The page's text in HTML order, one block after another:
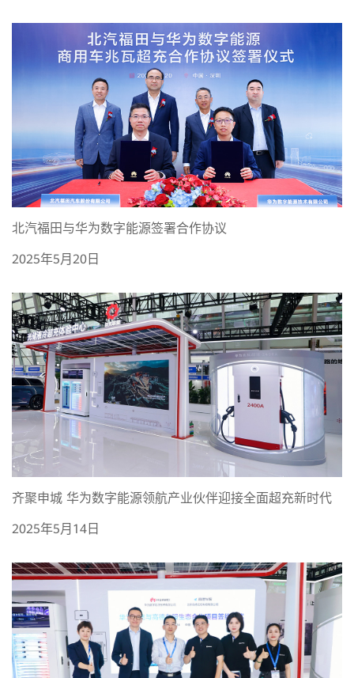
北汽福田与华为数字能源签署合作协议
2025年5月20日
齐聚申城 华为数字能源领航产业伙伴迎接全面超充新时代
2025年5月14日